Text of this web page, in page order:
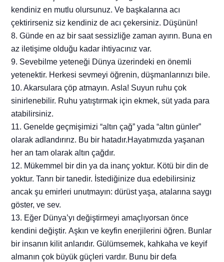
kendiniz en mutlu olursunuz. Ve başkalarına acı
çektirirseniz siz kendiniz de acı çekersiniz. Düşünün!
8. Günde en az bir saat sessizliğe zaman ayırın. Buna en
az iletişime olduğu kadar ihtiyacınız var.
9. Sevebilme yeteneği Dünya üzerindeki en önemli
yetenektir. Herkesi sevmeyi öğrenin, düşmanlarınızı bile.
10. Akarsulara çöp atmayın. Asla! Suyun ruhu çok
sinirlenebilir. Ruhu yatıştırmak için ekmek, süt yada para
atabilirsiniz.
11. Genelde geçmişimizi “altın çağ” yada “altın günler”
olarak adlandırırız. Bu bir hatadır.Hayatımızda yaşanan
her an tam olarak altın çağdır.
12. Mükemmel bir din ya da inanç yoktur. Kötü bir din de
yoktur. Tanrı bir tanedir. İstediğinize dua edebilirsiniz
ancak şu emirleri unutmayın: dürüst yaşa, atalarına saygı
göster, ve sev.
13. Eğer Dünya’yı değiştirmeyi amaçlıyorsan önce
kendini değiştir. Aşkın ve keyfin enerjilerini öğren. Bunlar
bir insanın kilit anlarıdır. Gülümsemek, kahkaha ve keyif
almanın çok büyük güçleri vardır. Bunu bir defa